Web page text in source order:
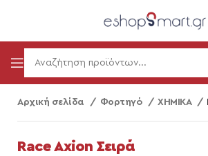
Αρχική σελίδα Φορτηγό ΧΗΜΙΚΑ
Race Axion Σειρά